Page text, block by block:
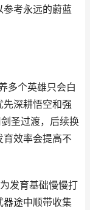
参考永远的蔚蓝
多个英雄只会白
先深耕悟空和强
圣过渡，后续换
效率会提高不
发育基础慢慢打
器途中顺带收集